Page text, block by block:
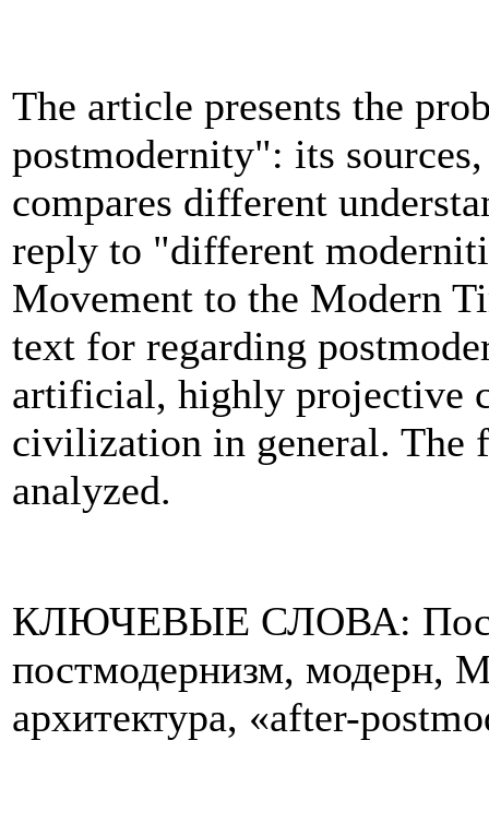
The article presents the
postmodernity": its
compares different
reply to "different
Movement to the Modern
text for regarding
artificial, highly projective
civilization in general. The
analyzed.
КЛЮЧЕВЫЕ СЛОВА:
постмодернизм, модерн,
архитектура, «after-